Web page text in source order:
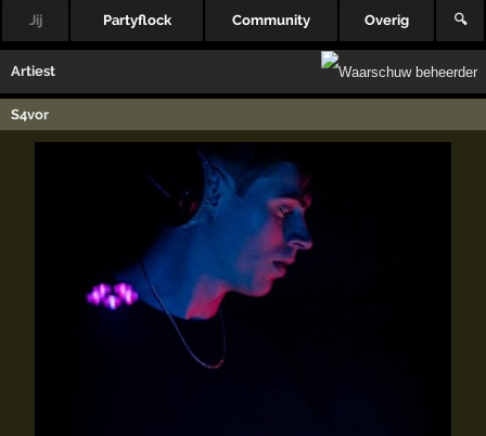
Jij Partyflock Community Overig 🔍
Artiest
S4vor